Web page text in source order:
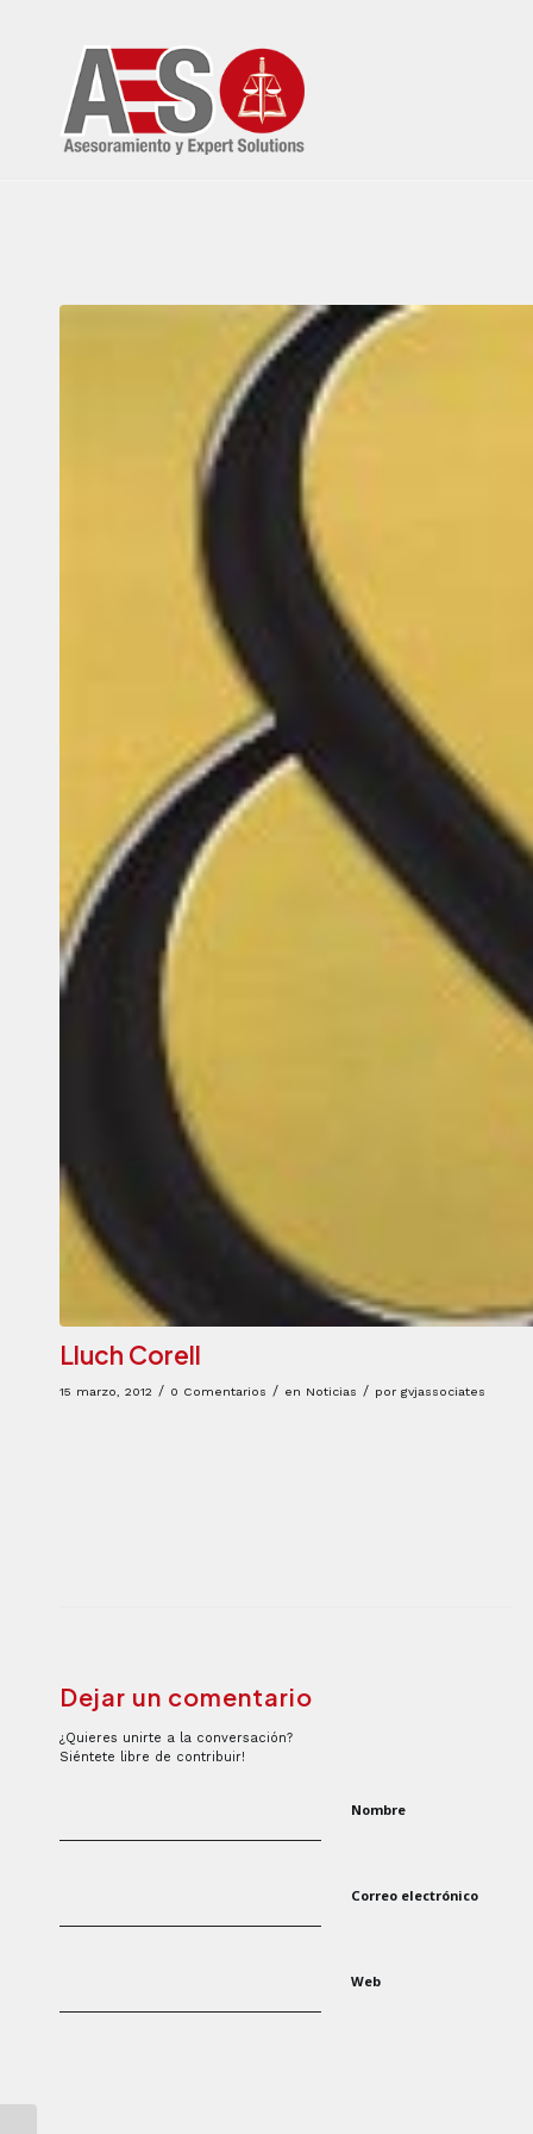
Lluch Corell
15 marzo, 2012 / 0 Comentarios / en Noticias / por gvjassociates
Dejar un comentario
¿Quieres unirte a la conversación?
Siéntete libre de contribuir!
Nombre
Correo electrónico
Web